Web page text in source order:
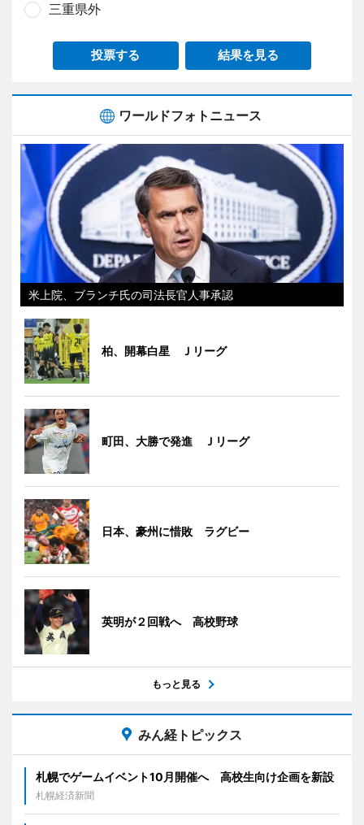
三重県外
投票する 結果を見る
ワールドフォトニュース
米上院、ブランチ氏の司法長官人事承認
柏、開幕白星 Ｊリーグ
町田、大勝で発進 Ｊリーグ
日本、豪州に惜敗 ラグビー
英明が２回戦へ 高校野球
もっと見る
みん経トピックス
札幌でゲームイベント10月開催へ 高校生向け企画を新設
札幌経済新聞